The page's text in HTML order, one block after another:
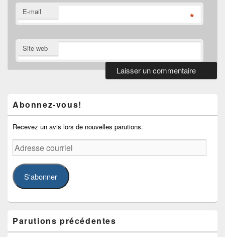
E-mail *
Site web
widget
pour
latérale
Abonnez-vous!
Recevez un avis lors de nouvelles parutions.
Adresse
courriel
S'abonner
Parutions précédentes